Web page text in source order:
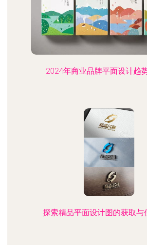
2024年商业品牌平面设计趋
探索精品平面设计图的获取与